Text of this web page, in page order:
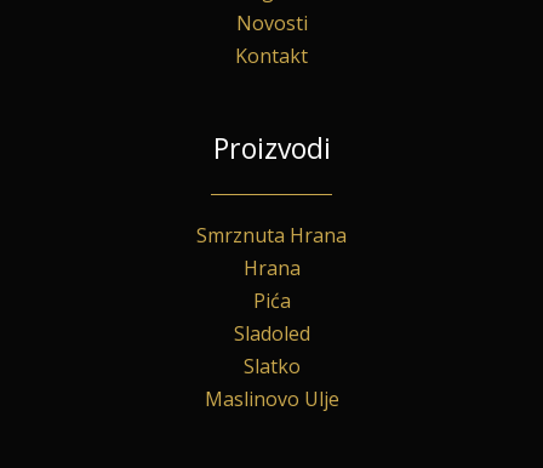
Novosti
Kontakt
Proizvodi
Smrznuta Hrana
Hrana
Pića
Sladoled
Slatko
Maslinovo Ulje